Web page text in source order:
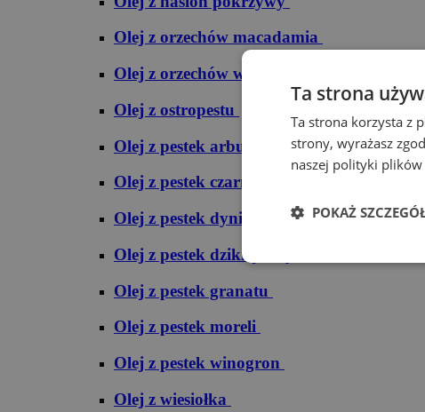
Olej z orzechów macadamia
Olej z orzechów włoskich
Olej z ostropestu
Olej z pestek arbuza
Olej z pestek czarnej porzeczki
Olej z pestek dyni
Olej z pestek dzikiej róży
Olej z pestek granatu
Olej z pestek moreli
Olej z pestek winogron
Olej z wiesiołka
Ta strona
Ta strona korzysta z
strony, wyrażasz
naszej polityki plików
POKAŻ